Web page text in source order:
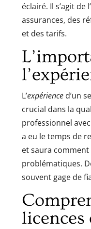
éclairé. Il s’agit de
assurances, des
et des tarifs.
L’expérienced’un
crucial dans la
professionnel
a eu le temps de
et saura
problématiques.
souvent gage de
licences